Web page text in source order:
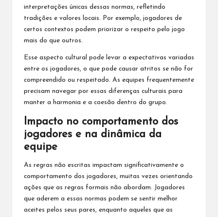
interpretações únicas dessas normas, refletindo
tradições e valores locais. Por exemplo, jogadores de
certos contextos podem priorizar o respeito pelo jogo
mais do que outros.
Esse aspecto cultural pode levar a expectativas variadas
entre os jogadores, o que pode causar atritos se não for
compreendido ou respeitado. As equipes frequentemente
precisam navegar por essas diferenças culturais para
manter a harmonia e a coesão dentro do grupo.
Impacto no comportamento dos
jogadores e na dinâmica da
equipe
As regras não escritas impactam significativamente o
comportamento dos jogadores, muitas vezes orientando
ações que as regras formais não abordam. Jogadores
que aderem a essas normas podem se sentir melhor
aceites pelos seus pares, enquanto aqueles que as